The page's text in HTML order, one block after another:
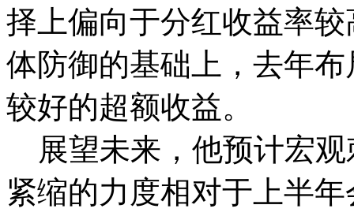
择上偏向于分红收益率
体防御的基础上，去年
较好的超额收益。
展望未来，他预计宏观
紧缩的力度相对于上半